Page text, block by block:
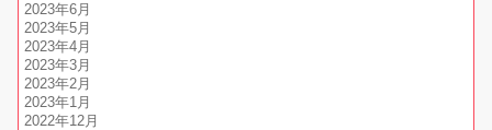
2023年6月
2023年5月
2023年4月
2023年3月
2023年2月
2023年1月
2022年12月